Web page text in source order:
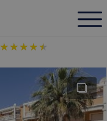
★★★★★
★★★★★